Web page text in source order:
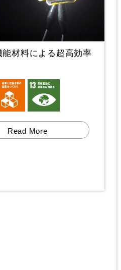
能材料による超高効率
Read More